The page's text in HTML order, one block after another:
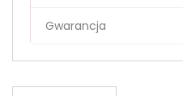
Gwarancja